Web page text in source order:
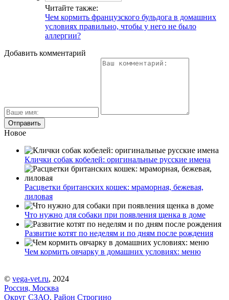
Читайте также:
Чем кормить французского бульдога в домашних
условиях правильно, чтобы у него не было
аллергии?
Добавить комментарий
Новое
Клички собак кобелей: оригинальные русские имена
Расцветки британских кошек: мраморная, бежевая,
лиловая
Что нужно для собаки при появления щенка в доме
Развитие котят по неделям и по дням после рождения
Чем кормить овчарку в домашних условиях: меню
© vega-vet.ru, 2024
Россия, Москва
Округ СЗАО, Район Строгино